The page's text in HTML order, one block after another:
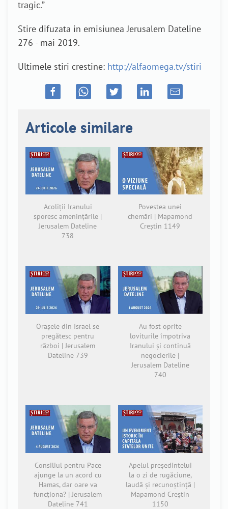
tragic.”
Stire difuzata in emisiunea Jerusalem Dateline
276 - mai 2019.
Ultimele stiri crestine: http://alfaomega.tv/stiri
Articole similare
Acoliții Iranului
sporesc amenințările |
Jerusalem Dateline
738
Povestea unei
chemări | Mapamond
Creștin 1149
Orașele din Israel se
pregătesc pentru
război | Jerusalem
Dateline 739
Au fost oprite
loviturile împotriva
Iranului și continuă
negocierile |
Jerusalem Dateline
740
Consiliul pentru Pace
ajunge la un acord cu
Hamas, dar oare va
funcționa? | Jerusalem
Dateline 741
Apelul președintelui
la o zi de rugăciune,
laudă și recunoștință |
Mapamond Creștin
1150